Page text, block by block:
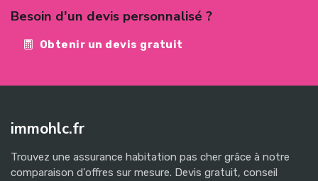
Besoin d'un devis personnalisé ?
Obtenir un devis gratuit
immohlc.fr
Trouvez une assurance habitation pas cher grâce à notre
comparaison d'offres sur mesure. Devis gratuit, conseil